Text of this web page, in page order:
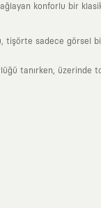
konforlu bir
tişörte sadece görsel
tanırken, üzerinde